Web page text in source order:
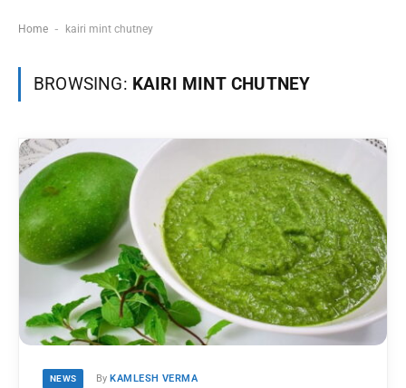
Home - kairi mint chutney
BROWSING: KAIRI MINT CHUTNEY
NEWS By KAMLESH VERMA